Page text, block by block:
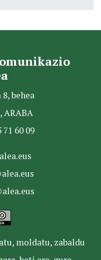
behea
ARABA
60 09
moldatu, zabaldu